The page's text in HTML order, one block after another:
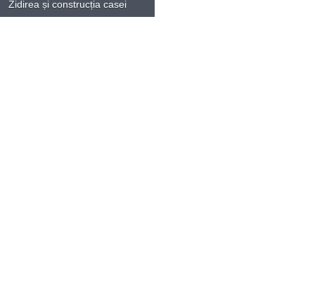
Zidirea și construcția casei